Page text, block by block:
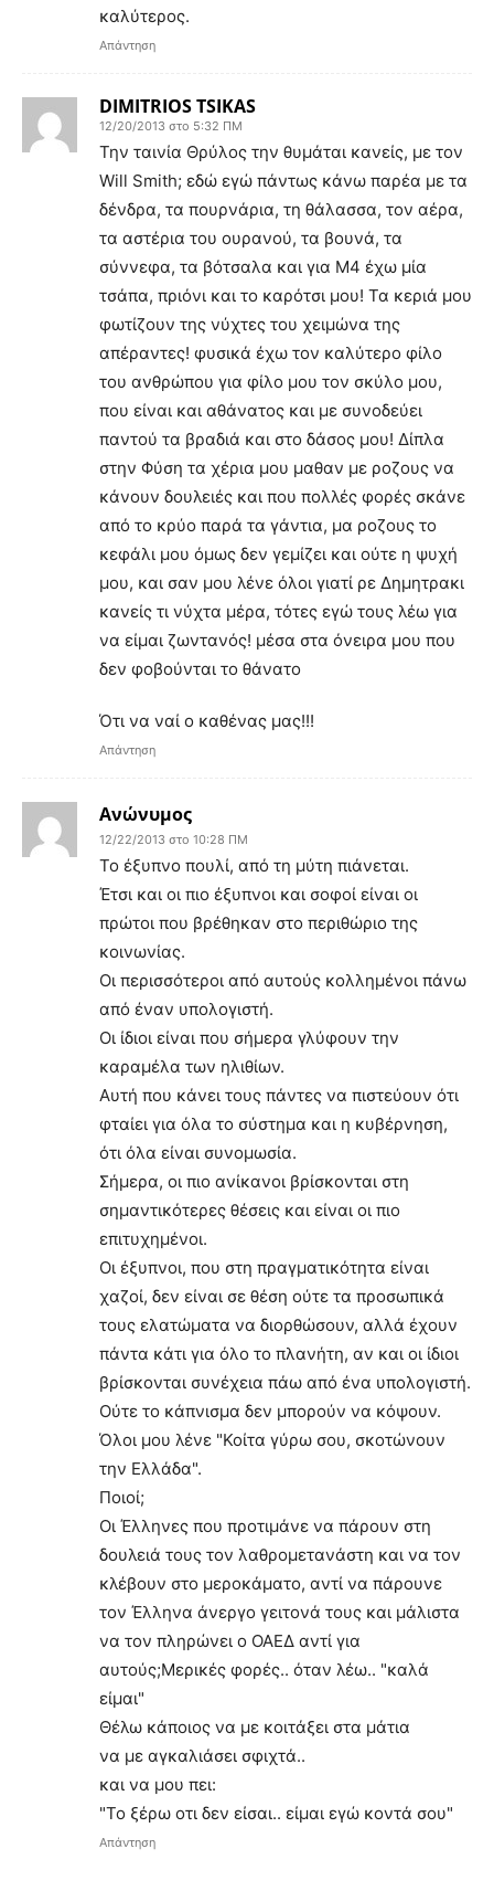
καλύτερος.
Απάντηση
DIMITRIOS TSIKAS
12/20/2013 στο 5:32 ΠΜ
Την ταινία Θρύλος την θυμάται κανείς, με τον
Will Smith; εδώ εγώ πάντως κάνω παρέα με τα
δένδρα, τα πουρνάρια, τη θάλασσα, τον αέρα,
τα αστέρια του ουρανού, τα βουνά, τα
σύννεφα, τα βότσαλα και για Μ4 έχω μία
τσάπα, πριόνι και το καρότσι μου! Τα κεριά μου
φωτίζουν της νύχτες του χειμώνα της
απέραντες! φυσικά έχω τον καλύτερο φίλο
του ανθρώπου για φίλο μου τον σκύλο μου,
που είναι και αθάνατος και με συνοδεύει
παντού τα βραδιά και στο δάσος μου! Δίπλα
στην Φύση τα χέρια μου μαθαν με ροζους να
κάνουν δουλειές και που πολλές φορές σκάνε
από το κρύο παρά τα γάντια, μα ροζους το
κεφάλι μου όμως δεν γεμίζει και ούτε η ψυχή
μου, και σαν μου λένε όλοι γιατί ρε Δημητρακι
κανείς τι νύχτα μέρα, τότες εγώ τους λέω για
να είμαι ζωντανός! μέσα στα όνειρα μου που
δεν φοβούνται το θάνατο
Ότι να ναί ο καθένας μας!!!
Απάντηση
Ανώνυμος
12/22/2013 στο 10:28 ΠΜ
Το έξυπνο πουλί, από τη μύτη πιάνεται.
Έτσι και οι πιο έξυπνοι και σοφοί είναι οι
πρώτοι που βρέθηκαν στο περιθώριο της
κοινωνίας.
Οι περισσότεροι από αυτούς κολλημένοι πάνω
από έναν υπολογιστή.
Οι ίδιοι είναι που σήμερα γλύφουν την
καραμέλα των ηλιθίων.
Αυτή που κάνει τους πάντες να πιστεύουν ότι
φταίει για όλα το σύστημα και η κυβέρνηση,
ότι όλα είναι συνομωσία.
Σήμερα, οι πιο ανίκανοι βρίσκονται στη
σημαντικότερες θέσεις και είναι οι πιο
επιτυχημένοι.
Οι έξυπνοι, που στη πραγματικότητα είναι
χαζοί, δεν είναι σε θέση ούτε τα προσωπικά
τους ελατώματα να διορθώσουν, αλλά έχουν
πάντα κάτι για όλο το πλανήτη, αν και οι ίδιοι
βρίσκονται συνέχεια πάω από ένα υπολογιστή.
Ούτε το κάπνισμα δεν μπορούν να κόψουν.
Όλοι μου λένε "Κοίτα γύρω σου, σκοτώνουν
την Ελλάδα".
Ποιοί;
Οι Έλληνες που προτιμάνε να πάρουν στη
δουλειά τους τον λαθρομετανάστη και να τον
κλέβουν στο μεροκάματο, αντί να πάρουνε
τον Έλληνα άνεργο γειτονά τους και μάλιστα
να τον πληρώνει ο ΟΑΕΔ αντί για
αυτούς;Μερικές φορές.. όταν λέω.. "καλά
είμαι"
Θέλω κάποιος να με κοιτάξει στα μάτια
να με αγκαλιάσει σφιχτά..
και να μου πει:
"Το ξέρω οτι δεν είσαι.. είμαι εγώ κοντά σου"
Απάντηση